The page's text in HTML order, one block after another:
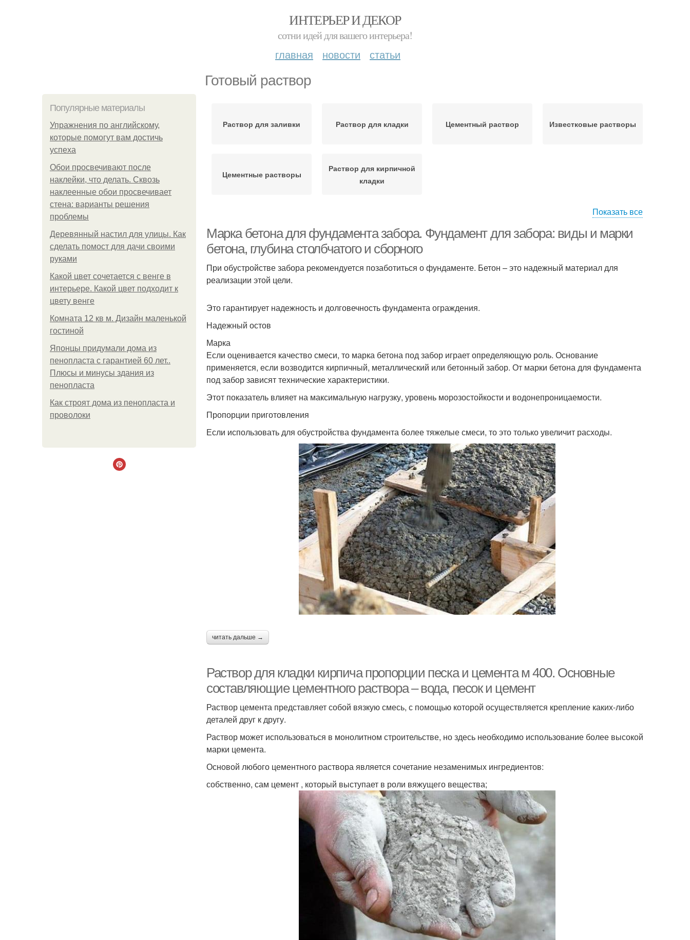
ИНТЕРЬЕР И ДЕКОР
сотни идей для вашего интерьера!
главная новости статьи
Готовый раствор
Популярные материалы
Упражнения по английскому,
которые помогут вам достичь
успеха
Обои просвечивают после
наклейки, что делать. Сквозь
наклеенные обои просвечивает
стена: варианты решения
проблемы
Деревянный настил для улицы. Как
сделать помост для дачи своими
руками
Какой цвет сочетается с венге в
интерьере. Какой цвет подходит к
цвету венге
Комната 12 кв м. Дизайн маленькой
гостиной
Японцы придумали дома из
пенопласта с гарантией 60 лет..
Плюсы и минусы здания из
пенопласта
Как строят дома из пенопласта и
проволоки
Раствор для заливки Раствор для кладки Цементный раствор Известковые растворы
Цементные растворы
Раствор для кирпичной
кладки
Показать все
Марка бетона для фундамента забора. Фундамент для забора: виды и марки
бетона, глубина столбчатого и сборного
При обустройстве забора рекомендуется позаботиться о фундаменте. Бетон – это надежный материал для
реализации этой цели.
Это гарантирует надежность и долговечность фундамента ограждения.
Надежный остов
Марка
Если оценивается качество смеси, то марка бетона под забор играет определяющую роль. Основание
применяется, если возводится кирпичный, металлический или бетонный забор. От марки бетона для фундамента
под забор зависят технические характеристики.
Этот показатель влияет на максимальную нагрузку, уровень морозостойкости и водонепроницаемости.
Пропорции приготовления
Если использовать для обустройства фундамента более тяжелые смеси, то это только увеличит расходы.
читать дальше →
Раствор для кладки кирпича пропорции песка и цемента м 400. Основные
составляющие цементного раствора – вода, песок и цемент
Раствор цемента представляет собой вязкую смесь, с помощью которой осуществляется крепление каких-либо
деталей друг к другу.
Раствор может использоваться в монолитном строительстве, но здесь необходимо использование более высокой
марки цемента.
Основой любого цементного раствора является сочетание незаменимых ингредиентов:
собственно, сам цемент , который выступает в роли вяжущего вещества;